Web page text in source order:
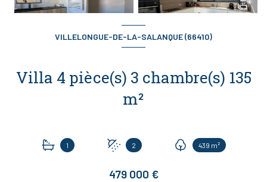
VILLELONGUE-DE-LA-SALANQUE (66410)
Villa 4 pièce(s) 3 chambre(s) 135
m²
1 2 439 m²
479 000 €